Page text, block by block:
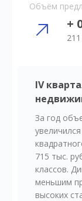
Объём
+
IV
За год
715 тыс.
классов.
меньшим
высоких